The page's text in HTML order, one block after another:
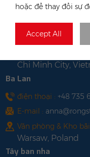
hoặc để thay đổi sự
Accept All
E-mail :
102
7, Phu Nhuan
Chi Minh City,
Ba Lan
điện thoại : +48 735
E-mail :
Văn phòng & Kho
Warsaw, Poland
Tây ban nha